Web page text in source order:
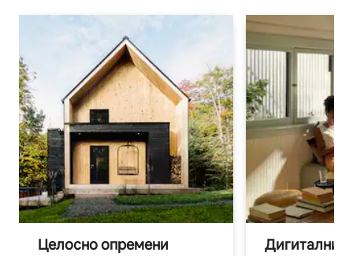
Целосно опремени
Дигитални